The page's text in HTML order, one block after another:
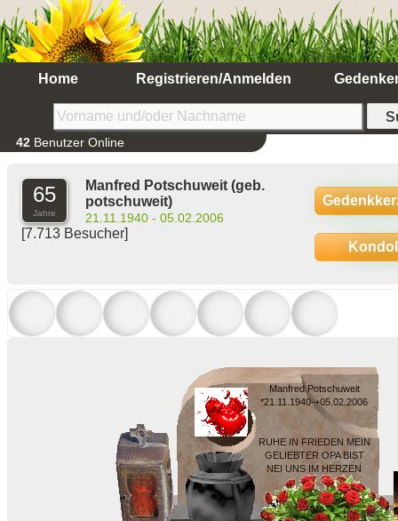
Home Registrieren/Anmelden
42 Benutzer Online
65
Jahre
Manfred Potschuweit (geb.
potschuweit)
21.11.1940 - 05.02.2006
[7.713 Besucher]
Manfred Potschuweit
*21.11.1940-+05.02.2006
RUHE IN FRIEDEN MEIN
GELIEBTER OPA BIST
NEI UNS IM HERZEN